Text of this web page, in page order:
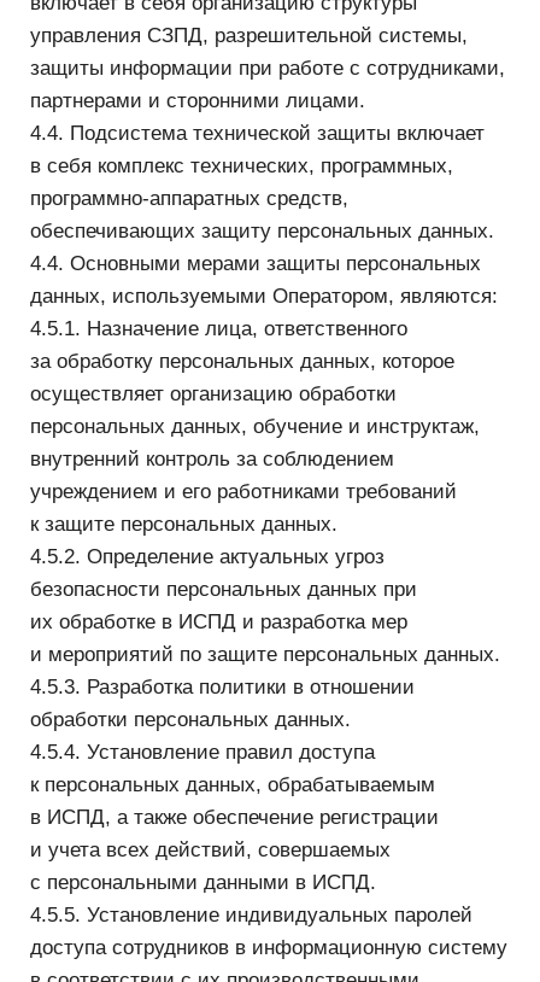
— подтверждение факта обработки персональных
данных Оператором;
— правовые основания и цели обработки
персональных данных;
— цели и применяемые Оператором способы
обработки персональных данных;
— наименование и место нахождения Оператора,
сведения о лицах (за исключением работников
Оператора), которые имеют доступ
к персональных данных или которым могут быть
раскрыты персональные данные на основании
договора с Оператором или на основании
федерального закона;
— сроки обработки персональных данных, в том
числе сроки их хранения;
— порядок осуществления субъектом
персональных данных прав, предусмотренных
Федеральным законом;
— наименование или фамилия, имя, отчество
и адрес лица, осуществляющего обработку
персональных данных по поручению Оператора,
если обработка поручена или будет поручена
такому лицу;
— обращение к Оператору и направление ему
запросов;
— обжалование действий или бездействия
5.2. Обязанности Оператора.
Оператор обязан:
— при сборе персональных данных предоставить
информацию об обработке персональных
— в случаях если персональные данные были
получены не от субъекта персональных данных,
уведомить субъекта;
— при отказе в предоставлении персональных